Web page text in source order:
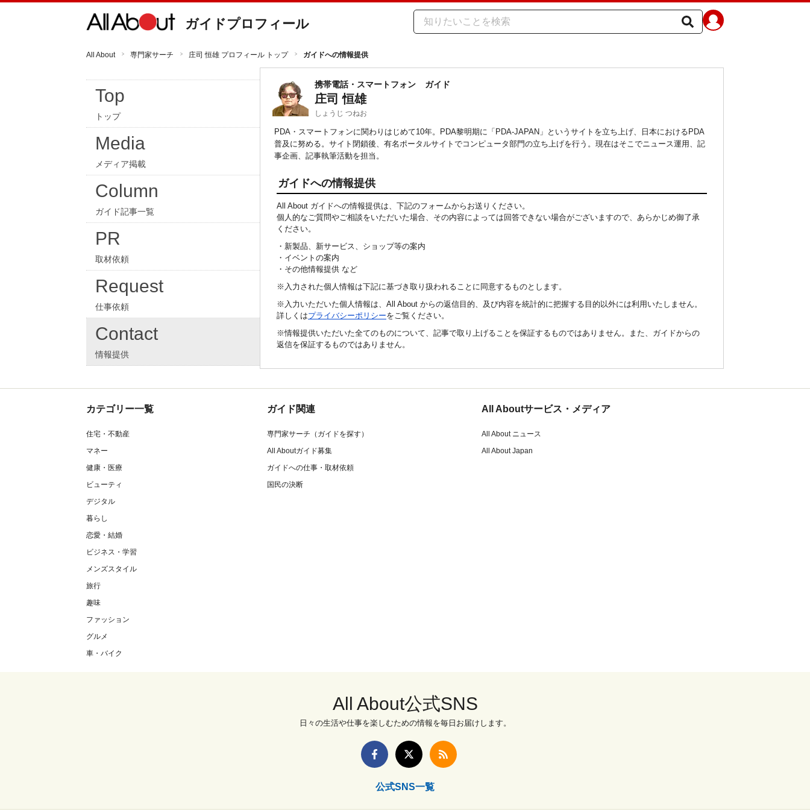
ガイドプロフィール
All About 専門家サーチ 庄司 恒雄 プロフィール トップ ガイドへの情報提供
Top
トップ
Media
メディア掲載
Column
ガイド記事一覧
PR
取材依頼
Request
仕事依頼
Contact
情報提供
携帯電話・スマートフォン ガイド
庄司 恒雄
しょうじ つねお
PDA・スマートフォンに関わりはじめて10年。PDA黎明期に「PDA-JAPAN」というサイトを立ち上げ、日本におけるPDA
普及に努める。サイト閉鎖後、有名ポータルサイトでコンピュータ部門の立ち上げを行う。現在はそこでニュース運用、記
事企画、記事執筆活動を担当。
ガイドへの情報提供
All About ガイドへの情報提供は、下記のフォームからお送りください。
個人的なご質問やご相談をいただいた場合、その内容によっては回答できない場合がございますので、あらかじめ御了承
ください。
・新製品、新サービス、ショップ等の案内
・イベントの案内
・その他情報提供 など
※入力された個人情報は下記に基づき取り扱われることに同意するものとします。
※入力いただいた個人情報は、All About からの返信目的、及び内容を統計的に把握する目的以外には利用いたしません。
詳しくはプライバシーポリシーをご覧ください。
※情報提供いただいた全てのものについて、記事で取り上げることを保証するものではありません。また、ガイドからの
返信を保証するものではありません。
カテゴリー一覧
住宅・不動産
マネー
健康・医療
ビューティ
デジタル
暮らし
恋愛・結婚
ビジネス・学習
メンズスタイル
旅行
趣味
ファッション
グルメ
車・バイク
ガイド関連
専門家サーチ（ガイドを探す）
All Aboutガイド募集
ガイドへの仕事・取材依頼
国民の決断
All Aboutサービス・メディア
All About ニュース
All About Japan
All About公式SNS
日々の生活や仕事を楽しむための情報を毎日お届けします。
公式SNS一覧